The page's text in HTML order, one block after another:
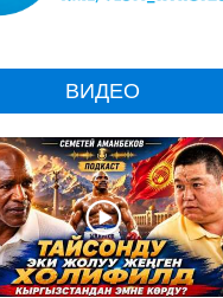
ВИДЕО